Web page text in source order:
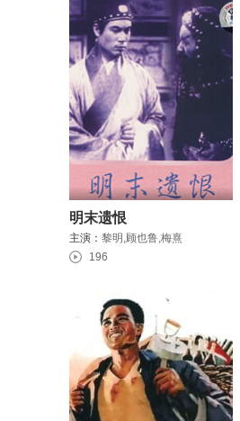
明末遗恨
主演： 黎明,顾也鲁,梅熹
196